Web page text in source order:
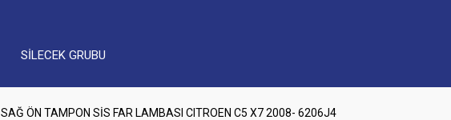
SİLECEK GRUBU
SAĞ ÖN TAMPON SİS FAR LAMBASI CITROEN C5 X7 2008- 6206J4